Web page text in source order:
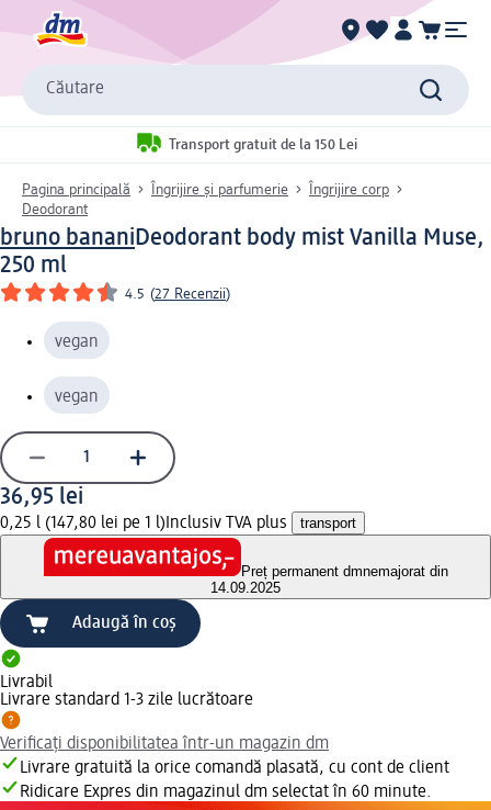
Căutare
Transport gratuit de la 150 Lei
Pagina principală Îngrijire și parfumerie
Îngrijire corp
Deodorant
bruno bananiDeodorant body mist Vanilla Muse,
250 ml
4.5 (27 Recenzii)
vegan
vegan
36,95 lei
0,25 l (147,80 lei pe 1 l) Inclusiv TVA plus transport
Preț permanent dmnemajorat din
14.09.2025
Adaugă în coș
Livrabil
Livrare standard 1-3 zile lucrătoare
Verificați disponibilitatea într-un magazin dm
Livrare gratuită la orice comandă plasată, cu cont de client
Ridicare Expres din magazinul dm selectat în 60 minute.